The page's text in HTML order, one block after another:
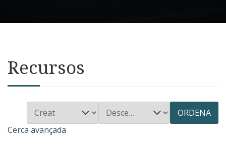
Recursos
ORDENA
Cerca avançada